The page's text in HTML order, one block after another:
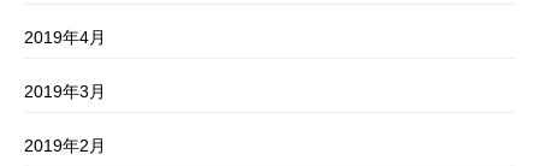
2019年4月
2019年3月
2019年2月